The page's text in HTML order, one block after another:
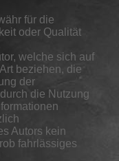
für die
oder Qualität
welche sich auf
beziehen, die
der
die Nutzung
Autors kein
fahrlässiges